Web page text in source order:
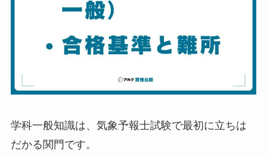
学科一般知識は、気象予報士試験で最初に立ちは
だかる関門です。